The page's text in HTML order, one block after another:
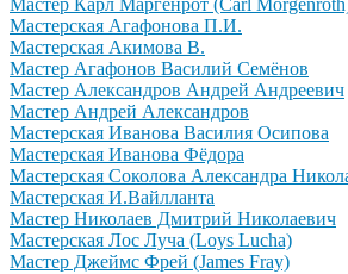
Мастер Карл Маргенрот (Carl
Мастерская Агафонова П.И.
Мастерская Акимова В.
Мастер Агафонов Василий Семёнов
Мастер Александров Андрей Андреевич
Мастер Андрей Александров
Мастерская Иванова Василия Осипова
Мастерская Иванова Фёдора
Мастерская Соколова Александра
Мастерская И.Вайлланта
Мастер Николаев Дмитрий Николаевич
Мастерская Лос Луча (Loys Lucha)
Мастер Джеймс Фрей (James Fray)